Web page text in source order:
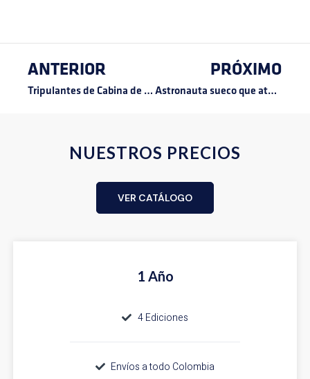
ANTERIOR
Tripulantes de Cabina de Pasajeros
PRÓXIMO
Astronauta sueco que aterrizó en la F-AIR 2025
NUESTROS PRECIOS
VER CATÁLOGO
1 Año
4 Ediciones
Envíos a todo Colombia